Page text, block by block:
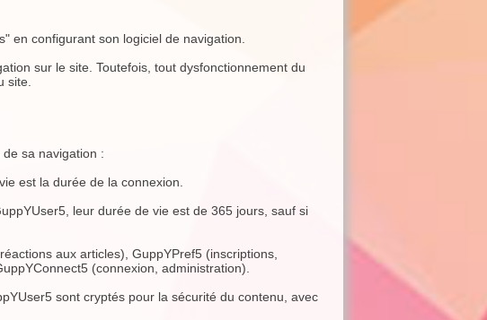
en configurant son logiciel de navigation.
sur le site. Toutefois, tout dysfonctionnement du
site.
sa navigation :
est la durée de la connexion.
leur durée de vie est de 365 jours, sauf si
aux articles), GuppYPref5 (inscriptions,
(connexion, administration).
sont cryptés pour la sécurité du contenu, avec